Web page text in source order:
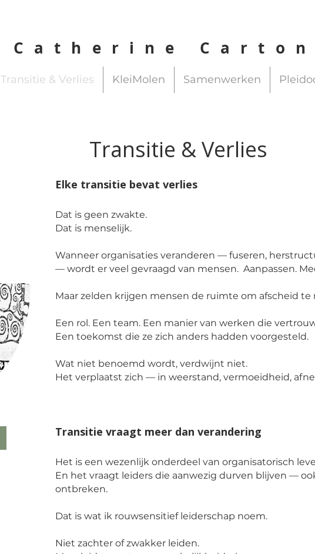
Catherine Carton
Transitie & Verlies KleiMolen Samenwerken
Transitie & Verlies
Elke transitie bevat verlies
Dat is geen zwakte.
Dat is menselijk.
Wanneer organisaties veranderen — fuseren,
— wordt er veel gevraagd van mensen. Aanpassen.
Maar zelden krijgen mensen de ruimte om afscheid
Een rol. Een team. Een manier van werken die
Een toekomst die ze zich anders hadden voorgesteld.
Wat niet benoemd wordt, verdwijnt niet.
Het verplaatst zich — in weerstand, vermoeidheid,
Transitie vraagt meer dan verandering
Het is een wezenlijk onderdeel van organisatorisch
En het vraagt leiders die aanwezig durven blijven —
ontbreken.
Dat is wat ik rouwsensitief leiderschap noem.
Niet zachter of zwakker leiden.